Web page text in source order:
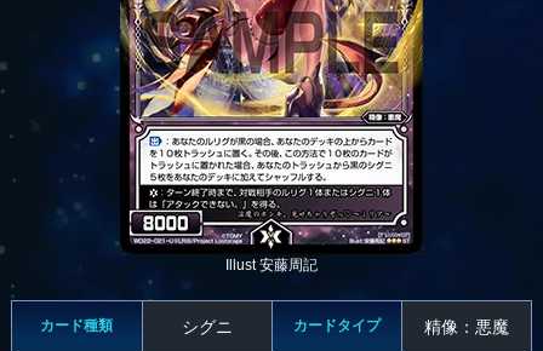
Illust 安藤周記
カード種類 シグニ カードタイプ 精像：悪魔